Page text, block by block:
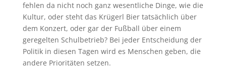
fehlen da nicht noch ganz wesentliche Dinge, wie die
Kultur, oder steht das Krügerl Bier tatsächlich über
dem Konzert, oder gar der Fußball über einem
geregelten Schulbetrieb? Bei jeder Entscheidung der
Politik in diesen Tagen wird es Menschen geben, die
andere Prioritäten setzen.